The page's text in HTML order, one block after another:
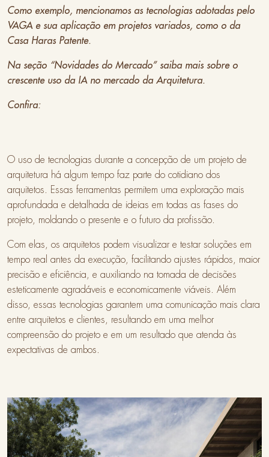
Como exemplo, mencionamos as tecnologias adotadas pelo
VAGA e sua aplicação em projetos variados, como o da
Casa Haras Patente.
Na seção “Novidades do Mercado” saiba mais sobre o
crescente uso da IA no mercado da Arquitetura.
Confira:
O uso de tecnologias durante a concepção de um projeto de
arquitetura há algum tempo faz parte do cotidiano dos
arquitetos. Essas ferramentas permitem uma exploração mais
aprofundada e detalhada de ideias em todas as fases do
projeto, moldando o presente e o futuro da profissão.
Com elas, os arquitetos podem visualizar e testar soluções em
tempo real antes da execução, facilitando ajustes rápidos, maior
precisão e eficiência, e auxiliando na tomada de decisões
esteticamente agradáveis e economicamente viáveis. Além
disso, essas tecnologias garantem uma comunicação mais clara
entre arquitetos e clientes, resultando em uma melhor
compreensão do projeto e em um resultado que atenda às
expectativas de ambos.